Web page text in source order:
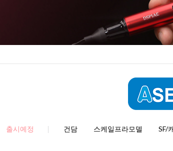
출시예정 건담 스케일프라모델 SF/